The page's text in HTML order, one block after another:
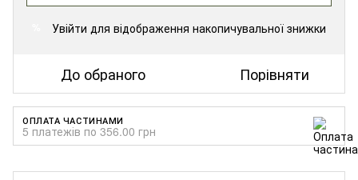
Увійти для відображення накопичувальної знижки
До обраного Порівняти
ОПЛАТА ЧАСТИНАМИ
5 платежів по 356.00 грн